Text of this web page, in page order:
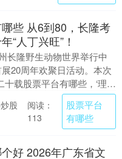
些 从6到80，长隆考
“人丁兴旺”！
长隆野生动物世界举行中
20周年欢聚日活动。本次
十载股票平台有哪些，‘理想
”为主题，众多亲子家庭及现
股
阅读：
113
股票平台
有哪些
好 2026年广东省文